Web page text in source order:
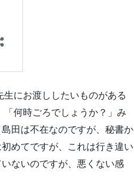
にお渡ししたいものがある
何時ごろでしょうか？」み
田は不在なのですが、秘書か
めてですが、これは行き違い
ないのですが、悪くない感